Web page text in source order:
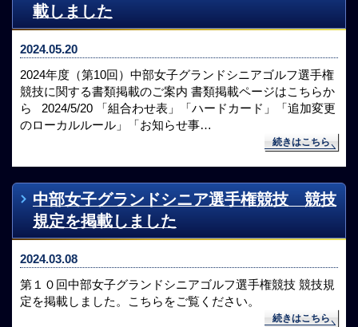
載しました
2024.05.20
2024年度（第10回）中部女子グランドシニアゴルフ選手権
競技に関する書類掲載のご案内 書類掲載ページはこちらか
ら 2024/5/20 「組合わせ表」「ハードカード」「追加変更
のローカルルール」「お知らせ事…
続きはこちら
中部女子グランドシニア選手権競技 競技
規定を掲載しました
2024.03.08
第１０回中部女子グランドシニアゴルフ選手権競技 競技規
定を掲載しました。こちらをご覧ください。
続きはこちら